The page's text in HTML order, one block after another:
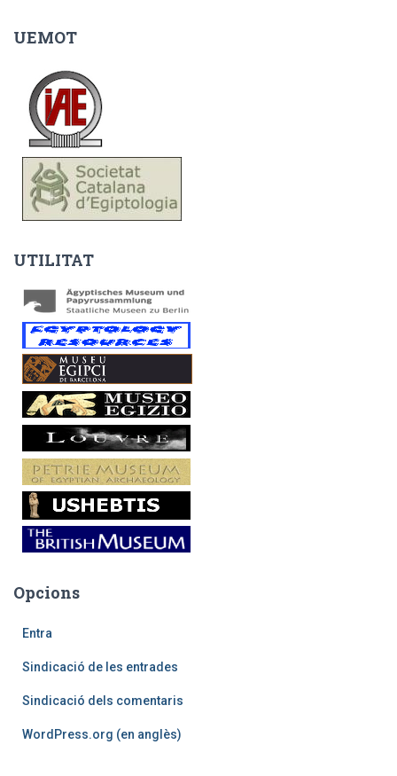
UEMOT
UTILITAT
Opcions
Entra
Sindicació de les entrades
Sindicació dels comentaris
WordPress.org (en anglès)